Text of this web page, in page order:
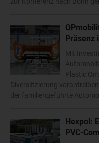
Präsenz
Mit
Plastic
Diversifizierung
der familiengeführte
Hexpol:
PVC-